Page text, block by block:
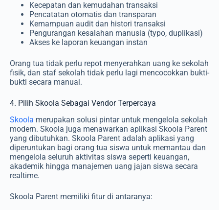
Kecepatan dan kemudahan transaksi
Pencatatan otomatis dan transparan
Kemampuan audit dan histori transaksi
Pengurangan kesalahan manusia (typo, duplikasi)
Akses ke laporan keuangan instan
Orang tua tidak perlu repot menyerahkan uang ke sekolah
fisik, dan staf sekolah tidak perlu lagi mencocokkan bukti-
bukti secara manual.
4. Pilih Skoola Sebagai Vendor Terpercaya
Skoola merupakan solusi pintar untuk mengelola sekolah
modern. Skoola juga menawarkan aplikasi Skoola Parent
yang dibutuhkan. Skoola Parent adalah aplikasi yang
diperuntukan bagi orang tua siswa untuk memantau dan
mengelola seluruh aktivitas siswa seperti keuangan,
akademik hingga manajemen uang jajan siswa secara
realtime.
Skoola Parent memiliki fitur di antaranya: